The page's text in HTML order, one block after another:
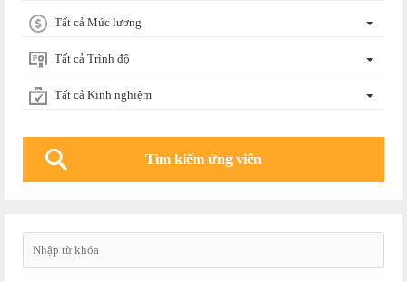
Tất cả Mức lương
Tất cả Trình độ
Tất cả Kinh nghiệm